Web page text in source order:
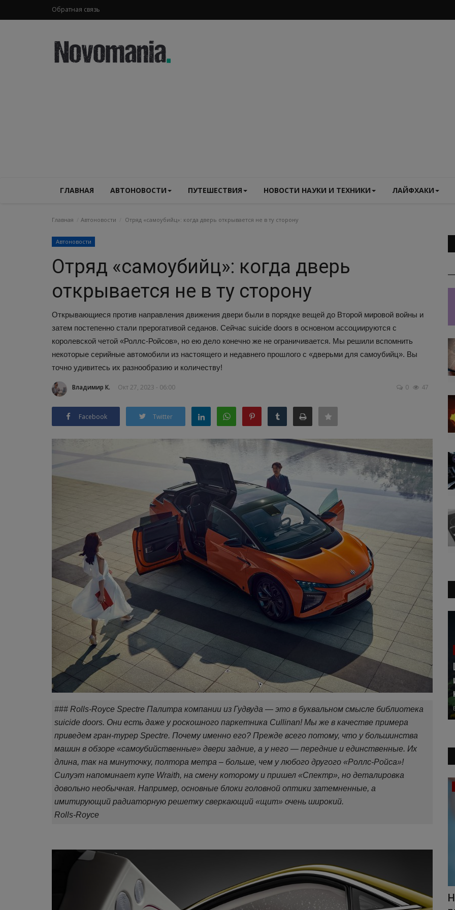
Обратная связь
ГЛАВНАЯ АВТОНОВОСТИ ПУТЕШЕСТВИЯ НОВОСТИ НАУКИ И ТЕХНИКИ ЛАЙФХАКИ
Главная Автоновости Отряд «самоубийц»: когда дверь открывается не в ту сторону
Автоновости
Отряд «самоубийц»: когда дверь
открывается не в ту сторону
Открывающиеся против направления движения двери были в порядке вещей до Второй мировой войны и
затем постепенно стали прерогативой седанов. Сейчас suicide doors в основном ассоциируются с
королевской четой «Роллс-Ройсов», но ею дело конечно же не ограничивается. Мы решили вспомнить
некоторые серийные автомобили из настоящего и недавнего прошлого с «дверьми для самоубийц». Вы
точно удивитесь их разнообразию и количеству!
Владимир К. Окт 27, 2023 - 06:00 0 47
Facebook Twitter
### Rolls-Royce Spectre Палитра компании из Гудвуда — это в буквальном смысле библиотека
suicide doors. Они есть даже у роскошного паркетника Cullinan! Мы же в качестве примера
приведем гран-турер Spectre. Почему именно его? Прежде всего потому, что у большинства
машин в обзоре «самоубийственные» двери задние, а у него — передние и единственные. Их
длина, так на минуточку, полтора метра – больше, чем у любого другого «Роллс-Ройса»!
Силуэт напоминает купе Wraith, на смену которому и пришел «Спектр», но деталировка
довольно необычная. Например, основные блоки головной оптики затемненные, а
имитирующий радиаторную решетку сверкающий «щит» очень широкий.
Rolls-Royce
Лайфхаки
Чистит, лечит, развлекает: 11
Автоновости
Житель ФРГ вернул конфискованный